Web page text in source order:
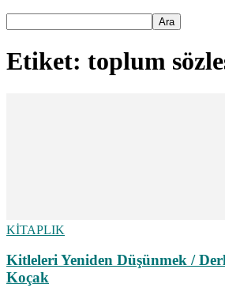
Etiket: toplum
KİTAPLIK
Kitleleri Yeniden Düşünmek /
Koçak